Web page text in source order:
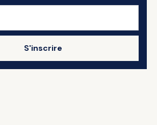
S'inscrire